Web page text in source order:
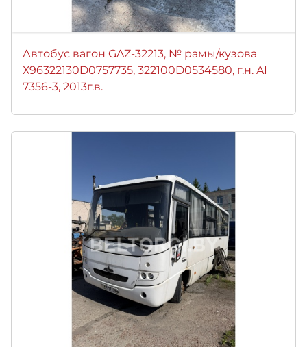
Автобус вагон GAZ-32213, № рамы/кузова
Х96322130D0757735, 322100D0534580, г.н. AI
7356-3, 2013г.в.